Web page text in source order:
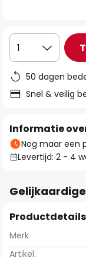
1
50 dagen
Snel & veilig
Informatie
Nog maar een
Levertijd: 2 - 4
Productdetails
Merk
Artikel: